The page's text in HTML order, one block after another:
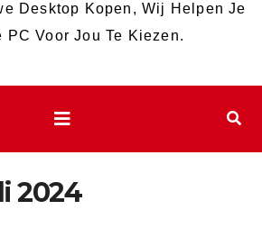
Desktop Kopen, Wij Helpen Je
PC Voor Jou Te Kiezen.
2024